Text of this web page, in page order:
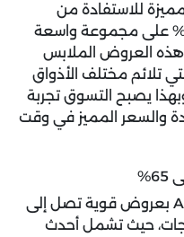
للاستفادة من
كبيرة قد تصل إلى 60% على مجموعة واسعة
هذه العروض الملابس
تلائم مختلف الأذواق
يصبح التسوق تجربة
والسعر المميز في وقت
تأتي تخفيضات رؤية لشهر August بعروض قوية تصل إلى
حيث تشمل أحدث